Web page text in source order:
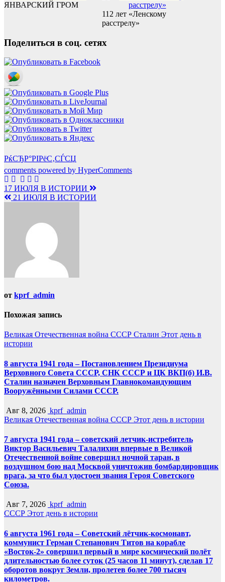
ЯНВАРСКИЙ ГРОМ
112 лет «Ленскому
расстрелу»
Поделиться в соц. сетях
РќСЂР°РІРёС‚СЃСЏ
comments powered by HyperComments
Навигация
по
17 ИЮЛЯ В ИСТОРИИ
21 ИЮЛЯ В ИСТОРИИ
от kprf_admin
Похожая запись
Великая Отечественная война СССР Сталин Этот день в
истории
8 августа 1941 года – Постановлением Президиума
Верховного Совета СССР, СНК СССР и ЦК ВКП(б) И.В.
Сталин назначен Верховным Главнокомандующим
Вооружёнными Силами СССР.
Авг 8, 2026 kprf_admin
Великая Отечественная война СССР Этот день в истории
7 августа 1941 года – советский летчик-истребитель
Виктор Васильевич Талалихин впервые в Великой
Отечественной войне совершил ночной таран, в
воздушном бою над Москвой уничтожив бомбардировщик
врага, за что был удостоен звания Героя Советского
Союза.
Авг 7, 2026 kprf_admin
СССР Этот день в истории
6 августа 1961 года – Советский лётчик-космонавт,
коммунист Герман Степанович Титов на корабле
«Восток-2» совершил первый в мире космический полёт
длительностью более суток (25 часов 11 минут), сделав 17
оборотов вокруг Земли, пролетев более 700 тысяч
километров.